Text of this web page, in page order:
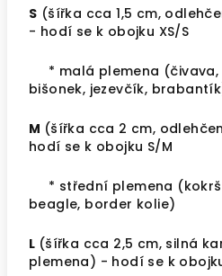
S (šířka cca 1,5 cm,
- hodí se k obojku XS/S
* malá plemena (čivava,
bišonek, jezevčík,
M (šířka cca 2 cm,
hodí se k obojku S/M
* střední plemena
beagle, border kolie)
L (šířka cca 2,5 cm, silná
plemena) - hodí se k